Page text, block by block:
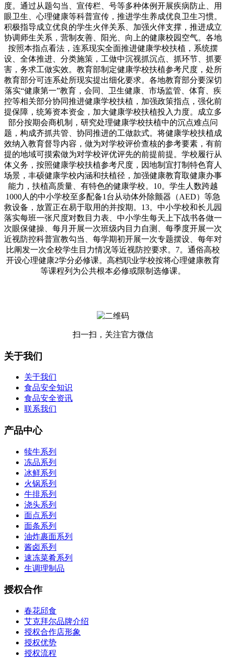
度。通过从题勾当、宣传栏、号等多种体例开展疾病防止、用
眼卫生、心理健康等科普宣传，推进学生养成优良卫生习惯。
积极指导成立优良的学生火伴关系、加强火伴支撑，推进成立
协调师生关系，营制友善、阳光、向上的健康校园空气。各地
按照本指点看法，连系现实全面推进健康学校扶植，系统摆
设、全体推进、分类施策，工做中沉视抓沉点、抓环节、抓要
害，务求工做实效。教育部制定健康学校扶植参考尺度，处所
教育部分可连系处所现实提出细化要求。各地教育部分要深切
落实“健康第一”教育，会同、卫生健康、市场监管、体育、疾
控等相关部分协同推进健康学校扶植，加强政策指点，强化前
提保障，统筹资本资金，加大健康学校扶植投入力度。成立多
部分按期会商机制，研究处理健康学校扶植中的沉点难点问
题，构成齐抓共管、协同推进的工做款式。将健康学校扶植成
效纳入教育督导内容，做为对学校评价查核的参考要素，有前
提的地域可摸索做为对学校评优评先的前提前提。学校履行从
体义务，按照健康学校扶植参考尺度，因地制宜打制特色育人
场景，丰硕健康学校内涵和扶植径，加强健康教育取健康办事
能力，扶植高质量、有特色的健康学校。10。学生人数跨越
1000人的中小学校至多配备1台从动体外除颤器（AED）等急
救设备，放置正在易于取用的并按期。13。中小学校和长儿园
落实每班一张尺度对数目力表、中小学生每天上下战书各做一
次眼保健操、每月开展一次班级内目力自测、每季度开展一次
近视防控科普宣教勾当、每学期初开展一次专题摆设、每年对
比阐发一次全校学生目力情况等近视防控要求。7。通俗高校
开设心理健康2学分必修课。高档职业学校按将心理健康教育
等课程列为公共根本必修或限制选修课。
扫一扫，关注官方微信
关于我们
关于我们
食品安全知识
食品安全资讯
联系我们
产品中心
犊牛系列
冻品系列
冰鲜系列
火锅系列
牛排系列
浇头系列
面点系列
面条系列
油炸裹面系列
酱卤系列
速冻菜肴系列
生调理制品
授权合作
春花邱食
艾克拜尔品牌介绍
授权合作店形象
授权优势
授权流程